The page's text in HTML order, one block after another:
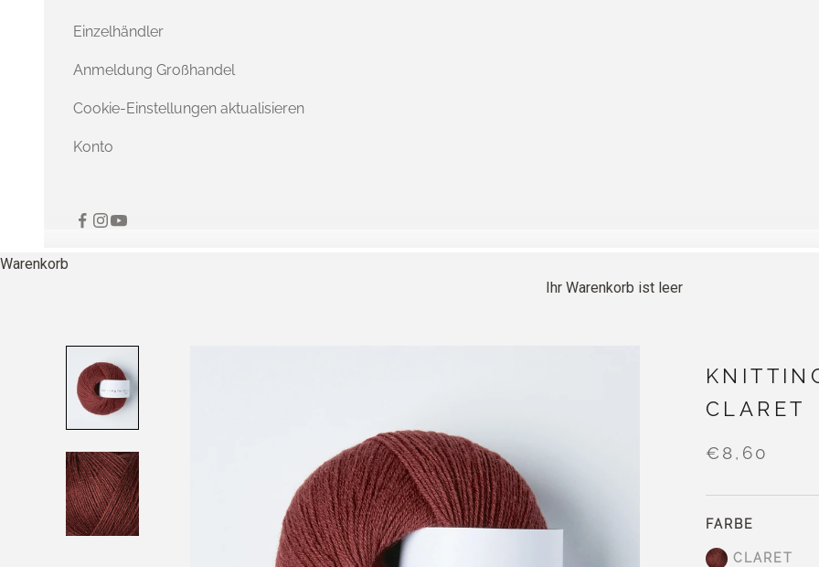
Einzelhändler
Anmeldung Großhandel
Cookie-Einstellungen aktualisieren
Konto
Warenkorb
Ihr Warenkorb ist leer
CLARET
€8,60
FARBE
CLARET